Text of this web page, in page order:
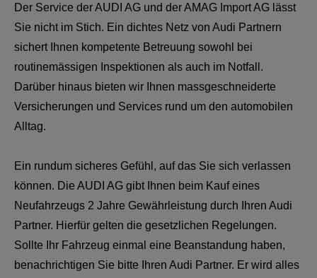
Der Service der AUDI AG und der AMAG Import AG lässt
Sie nicht im Stich. Ein dichtes Netz von Audi Partnern
sichert Ihnen kompetente Betreuung sowohl bei
routinemässigen Inspektionen als auch im Notfall.
Darüber hinaus bieten wir Ihnen massgeschneiderte
Versicherungen und Services rund um den automobilen
Alltag.
Ein rundum sicheres Gefühl, auf das Sie sich verlassen
können. Die AUDI AG gibt Ihnen beim Kauf eines
Neufahrzeugs 2 Jahre Gewährleistung durch Ihren Audi
Partner. Hierfür gelten die gesetzlichen Regelungen.
Sollte Ihr Fahrzeug einmal eine Beanstandung haben,
benachrichtigen Sie bitte Ihren Audi Partner. Er wird alles